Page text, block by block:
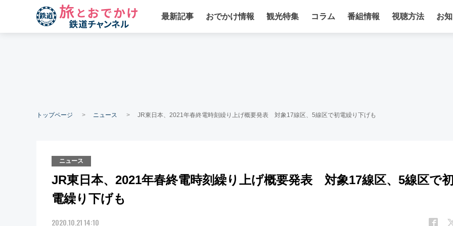
最新記事 おでかけ情報 観光特集 コラム 番組情報 視聴方法 お
トップページ ニュース JR東日本、2021年春終電時刻繰り上げ概要発表 対象17線区、5線区で初電繰り下げも
ニュース
JR東日本、2021年春終電時刻繰り上げ概要発表 対象17線区、5線区で
電繰り下げも
2020.10.21 14:10